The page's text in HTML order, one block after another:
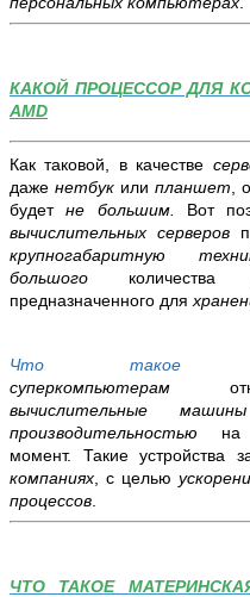
КАКОЙ ПРОЦЕССОР ДЛЯ
AMD
Как таковой, в качестве
даже нетбук или планшет ,
будетне большим. Вот
вычислительных серверов
крупногабаритную
большого количества
предназначенного для
Что такое
суперкомпьютерам
вычислительные машины
производительностью на
момент. Такие устройства
компаниях , с целью
процессов
ЧТО ТАКОЕ